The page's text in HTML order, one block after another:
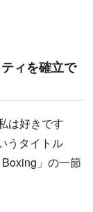
ィを確立で
は好きです
うタイトル
」の一節